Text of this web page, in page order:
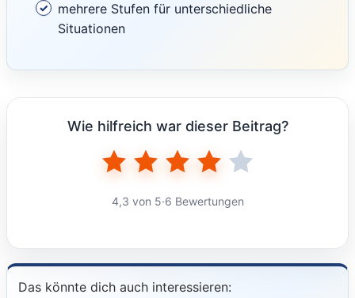
mehrere Stufen für unterschiedliche
Situationen
Wie hilfreich war dieser Beitrag?
4,3 von 5·6 Bewertungen
Das könnte dich auch interessieren: